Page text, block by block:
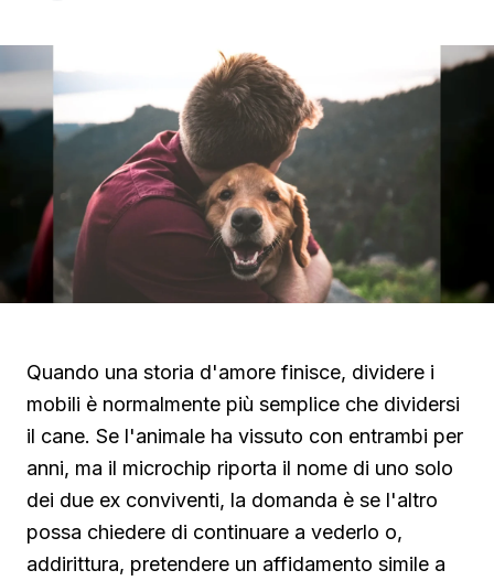
Quando una storia d'amore finisce, dividere i
mobili è normalmente più semplice che dividersi
il cane. Se l'animale ha vissuto con entrambi per
anni, ma il microchip riporta il nome di uno solo
dei due ex conviventi, la domanda è se l'altro
possa chiedere di continuare a vederlo o,
addirittura, pretendere un affidamento simile a